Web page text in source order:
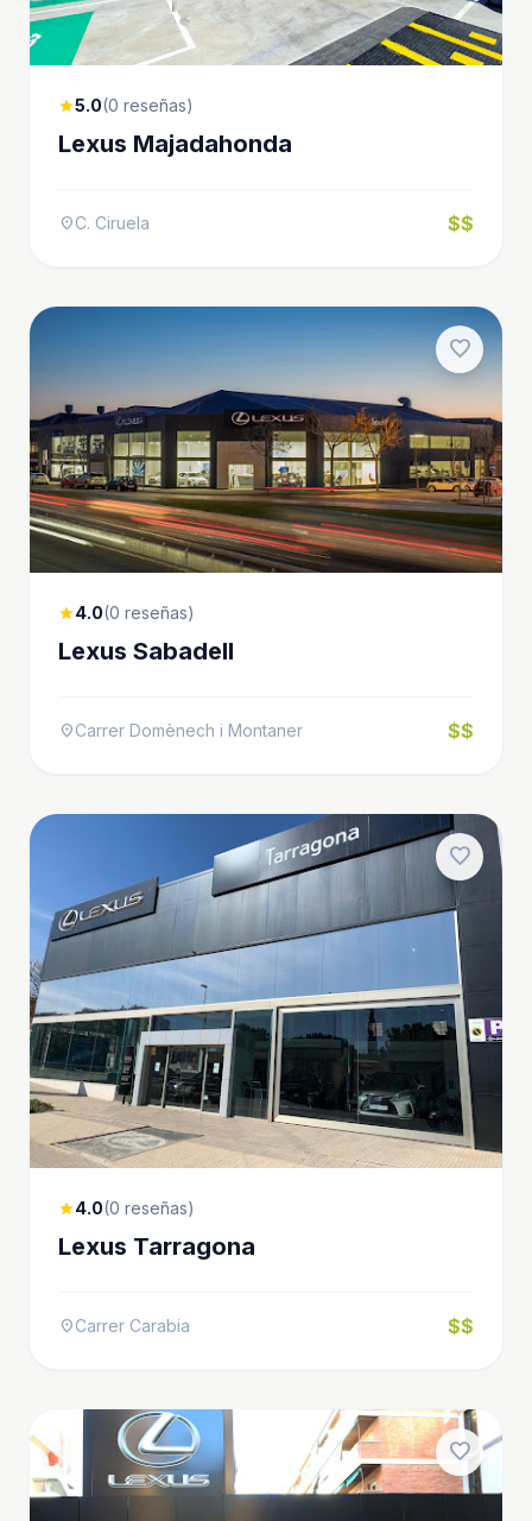
star5.0(0 reseñas)
Lexus Majadahonda
location_onC. Ciruela $$
favorite
star4.0(0 reseñas)
Lexus Sabadell
location_onCarrer Domènech i Montaner $$
favorite
star4.0(0 reseñas)
Lexus Tarragona
location_onCarrer Carabia $$
favorite